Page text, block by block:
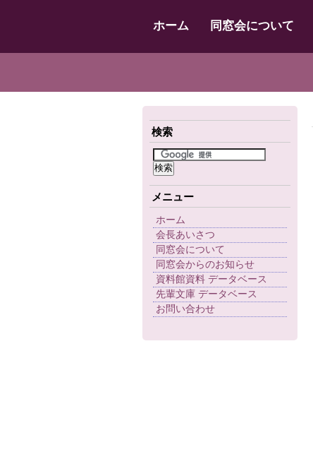
ホーム 同窓会について
検索
メニュー
ホーム
会長あいさつ
同窓会について
同窓会からのお知らせ
資料館資料 データベース
先輩文庫 データベース
お問い合わせ